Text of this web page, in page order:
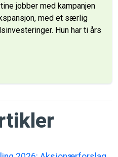
jobber med kampanjen
med et særlig
Hun har ti års